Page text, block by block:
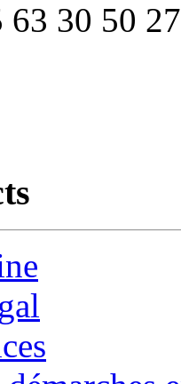
30 50 27